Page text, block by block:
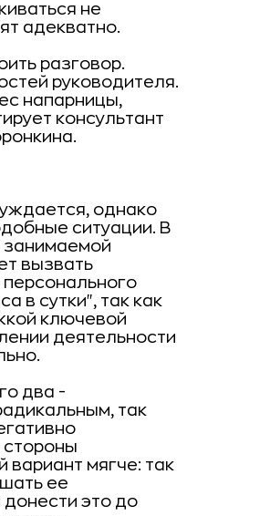
не
адекватно.
разговор.
руководителя.
напарницы,
консультант
однако
ситуации. В
занимаемой
вызвать
в сутки", так как
ключевой
деятельности
два -
так
стороны
вариант мягче: так
ее
это до